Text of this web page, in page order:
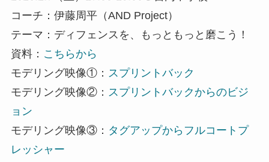
コーチ：伊藤周平（AND Project）
テーマ：ディフェンスを、もっともっと磨こう！
資料： こちらから
モデリング映像①： スプリントバック
モデリング映像②： スプリントバックからのビジ
ョン
モデリング映像③： タグアップからフルコートプ
レッシャー